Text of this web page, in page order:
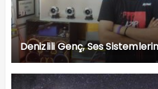
Denizlili Genç, Ses